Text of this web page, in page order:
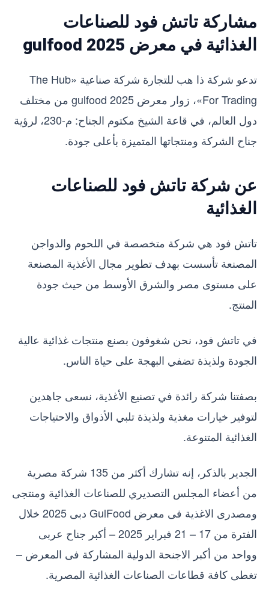
مشاركة تاتش فود للصناعات
الغذائية في معرض gulfood 2025
تدعو شركة ذا هب للتجارة شركة صناعية «The Hub
For Trading»، زوار معرض gulfood 2025 من مختلف
دول العالم، في قاعة الشيخ مكتوم الجناح: م-230، لرؤية
جناح الشركة ومنتجاتها المتميزة بأعلى جودة.
عن شركة تاتش فود للصناعات
الغذائية
تاتش فود هي شركة متخصصة في اللحوم والدواجن
المصنعة تأسست بهدف تطوير مجال الأغذية المصنعة
على مستوى مصر والشرق الأوسط من حيث جودة
المنتج.
في تاتش فود، نحن شغوفون بصنع منتجات غذائية عالية
الجودة ولذيذة تضفي البهجة على حياة الناس.
بصفتنا شركة رائدة في تصنيع الأغذية، نسعى جاهدين
لتوفير خيارات مغذية ولذيذة تلبي الأذواق والاحتياجات
الغذائية المتنوعة.
الجدير بالذكر، إنه تشارك أكثر من 135 شركة مصرية
من أعضاء المجلس التصديري للصناعات الغذائية ومنتجى
ومصدرى الاغذية فى معرض GulFood دبى 2025 خلال
الفترة من 17 – 21 فبراير 2025 – أكبر جناح عربى
وواحد من أكبر الاجنحة الدولية المشاركة فى المعرض –
تغطى كافة قطاعات الصناعات الغذائية المصرية.